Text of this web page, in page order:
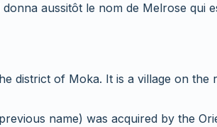
aussitôt le nom de Melrose qui
district of Moka. It is a village on the
name) was acquired by the